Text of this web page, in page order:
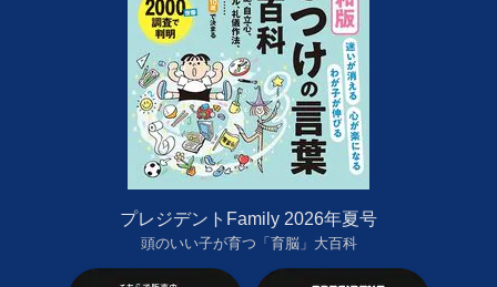
プレジデントFamily 2026年夏号
頭のいい子が育つ「育脳」大百科